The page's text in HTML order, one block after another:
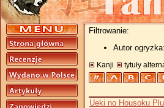
Filtrowanie:
Autor
Kanji tytuły
Ueki no Housoku